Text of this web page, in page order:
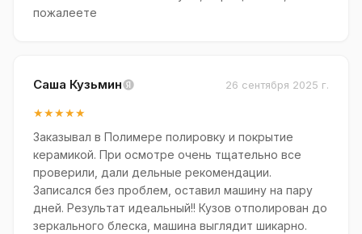
пожалеете
Саша Кузьмин 26 сентября 2025 г.
★★★★★
Заказывал в Полимере полировку и покрытие
керамикой. При осмотре очень тщательно все
проверили, дали дельные рекомендации.
Записался без проблем, оставил машину на пару
дней. Результат идеальный!! Кузов отполирован до
зеркального блеска, машина выглядит шикарно.